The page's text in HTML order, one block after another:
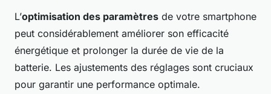
L’optimisation des paramètres de votre smartphone
peut considérablement améliorer son efficacité
énergétique et prolonger la durée de vie de la
batterie. Les ajustements des réglages sont cruciaux
pour garantir une performance optimale.